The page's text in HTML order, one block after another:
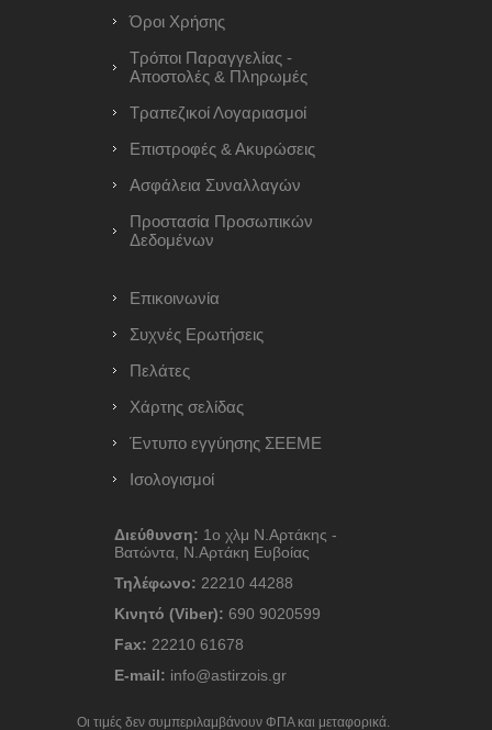
Όροι Χρήσης
Τρόποι Παραγγελίας -
Αποστολές & Πληρωμές
Τραπεζικοί Λογαριασμοί
Επιστροφές & Ακυρώσεις
Ασφάλεια Συναλλαγών
Προστασία Προσωπικών
Δεδομένων
Επικοινωνία
Συχνές Ερωτήσεις
Πελάτες
Χάρτης σελίδας
Έντυπο εγγύησης ΣΕΕΜΕ
Ισολογισμοί
Διεύθυνση: 1ο χλμ Ν.Αρτάκης -
Βατώντα, Ν.Αρτάκη Ευβοίας
Τηλέφωνο: 22210 44288
Κινητό (Viber): 690 9020599
Fax: 22210 61678
E-mail: info@astirzois.gr
Οι τιμές δεν συμπεριλαμβάνουν ΦΠΑ και μεταφορικά.